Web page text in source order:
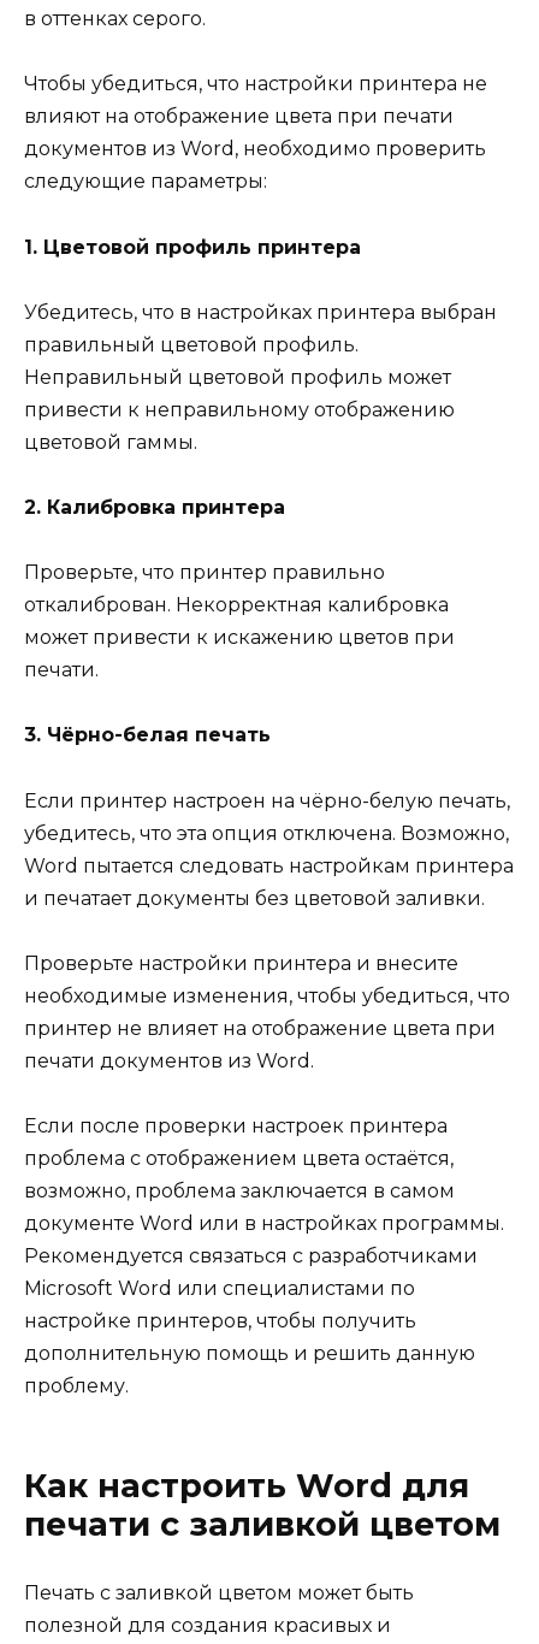
в оттенках серого.
Чтобы убедиться, что настройки принтера не
влияют на отображение цвета при печати
документов из Word, необходимо проверить
следующие параметры:
1. Цветовой профиль принтера
Убедитесь, что в настройках принтера выбран
правильный цветовой профиль.
Неправильный цветовой профиль может
привести к неправильному отображению
цветовой гаммы.
2. Калибровка принтера
Проверьте, что принтер правильно
откалиброван. Некорректная калибровка
может привести к искажению цветов при
печати.
3. Чёрно-белая печать
Если принтер настроен на чёрно-белую печать,
убедитесь, что эта опция отключена. Возможно,
Word пытается следовать настройкам принтера
и печатает документы без цветовой заливки.
Проверьте настройки принтера и внесите
необходимые изменения, чтобы убедиться, что
принтер не влияет на отображение цвета при
печати документов из Word.
Если после проверки настроек принтера
проблема с отображением цвета остаётся,
возможно, проблема заключается в самом
документе Word или в настройках программы.
Рекомендуется связаться с разработчиками
Microsoft Word или специалистами по
настройке принтеров, чтобы получить
дополнительную помощь и решить данную
проблему.
Как настроить Word для
печати с заливкой цветом
Печать с заливкой цветом может быть
полезной для создания красивых и